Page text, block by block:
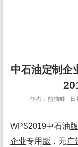
中石油定制企
作者：熊猫畔
WPS2019中石油版
企业专用 版 ，无广